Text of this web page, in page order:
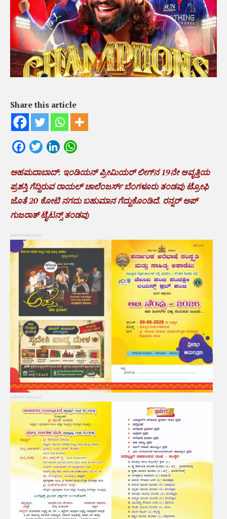
Share this article
FacebookTwitterLinkedIn
ಅಹಮದಾಬಾದ್: ಇಂಡಿಯನ್ ಪ್ರೀಮಿಯರ್ ಲೀಗ್‌ನ 19ನೇ ಆವೃತ್ತಿಯ
ಪ್ರಶಸ್ತಿ ಗೆದ್ದಿರುವ ರಾಯಲ್ ಚಾಲೆಂಜರ್ಸ್ ಬೆಂಗಳೂರು ತಂಡವು ಟ್ರೋಫಿ
ಜೊತೆ 20 ಕೋಟಿ ನಗದು ಬಹುಮಾನ ಗೆದ್ದುಕೊಂಡಿದೆ. ರನ್ನರ್ ಅಪ್
ಗುಜರಾತ್ ಟೈಟನ್ಸ್ ತಂಡವು
Advertisement
Advertisement